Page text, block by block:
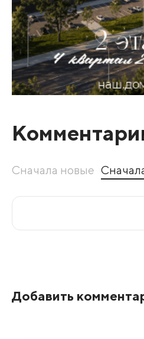
Сначала новые
Добавить